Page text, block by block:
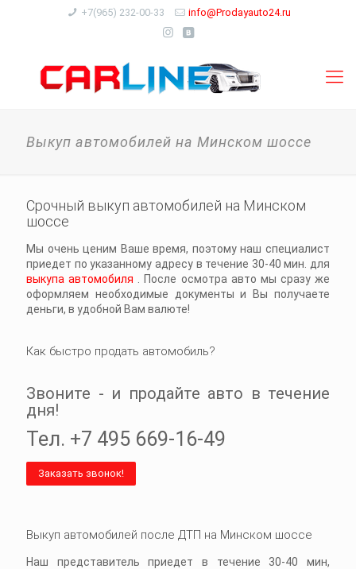
+7(965) 232-00-33 info@Prodayauto24.ru
Выкуп автомобилей на Минском шоссе
Срочный выкуп автомобилей на Минском
шоссе
Мы очень ценим Ваше время, поэтому наш специалист
приедет по указанному адресу в течение 30-40 мин. для
выкупа автомобиля
. После осмотра авто мы сразу же
оформляем необходимые документы и Вы получаете
деньги, в удобной Вам валюте!
Как быстро продать автомобиль?
Звоните - и продайте авто в течение
дня!
Тел. +7 495 669-16-49
Заказать звонок!
Выкуп автомобилей после ДТП на Минском шоссе
Наш представитель приедет в течение 30-40 мин,